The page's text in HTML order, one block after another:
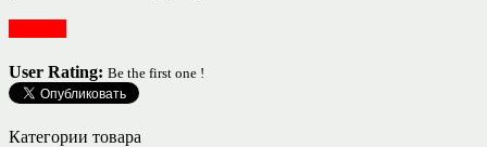
User Rating: Be the first one !
Категории товара